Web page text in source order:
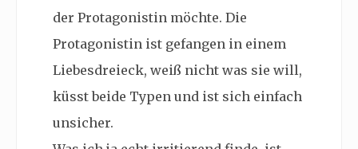
der Protagonistin möchte. Die
Protagonistin ist gefangen in einem
Liebesdreieck, weiß nicht was sie will,
küsst beide Typen und ist sich einfach
unsicher.